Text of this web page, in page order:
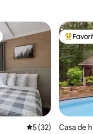
Calificación
5 (32)
De los
Casa de